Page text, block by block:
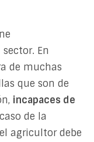
En
de muchas
que son de
incapaces de
de la
agricultor debe